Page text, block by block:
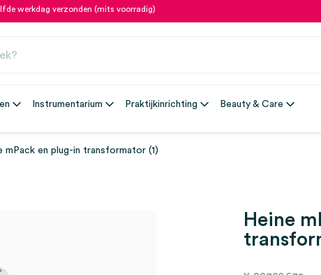
werkdag verzonden (mits voorradig)
Instrumentarium Praktijkinrichting Beauty & Care
mPack en plug-in transformator (1)
Heine